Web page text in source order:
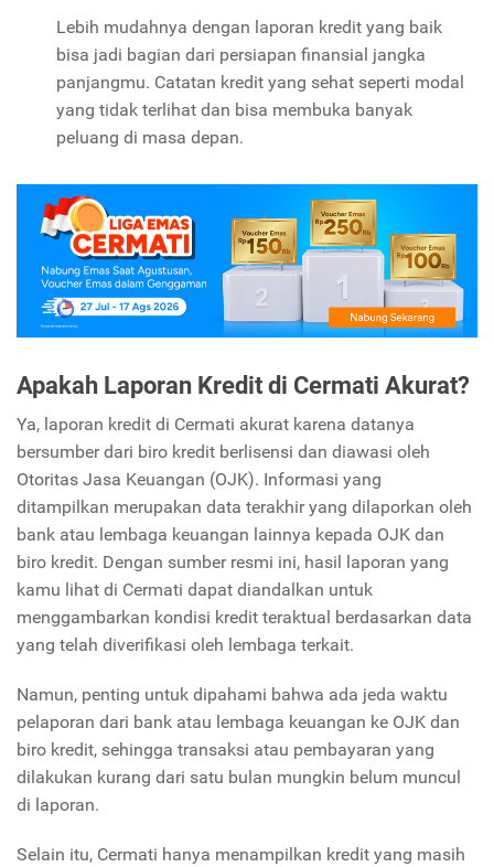
Lebih mudahnya dengan laporan kredit yang baik
bisa jadi bagian dari persiapan finansial jangka
panjangmu. Catatan kredit yang sehat seperti modal
yang tidak terlihat dan bisa membuka banyak
peluang di masa depan.
Apakah Laporan Kredit di Cermati Akurat?
Ya, laporan kredit di Cermati akurat karena datanya
bersumber dari biro kredit berlisensi dan diawasi oleh
Otoritas Jasa Keuangan (OJK). Informasi yang
ditampilkan merupakan data terakhir yang dilaporkan oleh
bank atau lembaga keuangan lainnya kepada OJK dan
biro kredit. Dengan sumber resmi ini, hasil laporan yang
kamu lihat di Cermati dapat diandalkan untuk
menggambarkan kondisi kredit teraktual berdasarkan data
yang telah diverifikasi oleh lembaga terkait.
Namun, penting untuk dipahami bahwa ada jeda waktu
pelaporan dari bank atau lembaga keuangan ke OJK dan
biro kredit, sehingga transaksi atau pembayaran yang
dilakukan kurang dari satu bulan mungkin belum muncul
di laporan.
Selain itu, Cermati hanya menampilkan kredit yang masih